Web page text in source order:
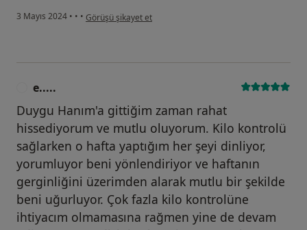
3 Mayıs 2024 • • • kullanıcının görüşüne göre e.....
Görüşü şikayet et
e.....
Duygu Hanım'a gittiğim zaman rahat
hissediyorum ve mutlu oluyorum. Kilo kontrolü
sağlarken o hafta yaptığım her şeyi dinliyor,
yorumluyor beni yönlendiriyor ve haftanın
gerginliğini üzerimden alarak mutlu bir şekilde
beni uğurluyor. Çok fazla kilo kontrolüne
ihtiyacım olmamasına rağmen yine de devam